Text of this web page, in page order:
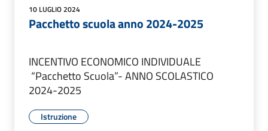
10 LUGLIO 2024
Pacchetto scuola anno 2024-2025
INCENTIVO ECONOMICO INDIVIDUALE
“Pacchetto Scuola”- ANNO SCOLASTICO
2024-2025
Istruzione